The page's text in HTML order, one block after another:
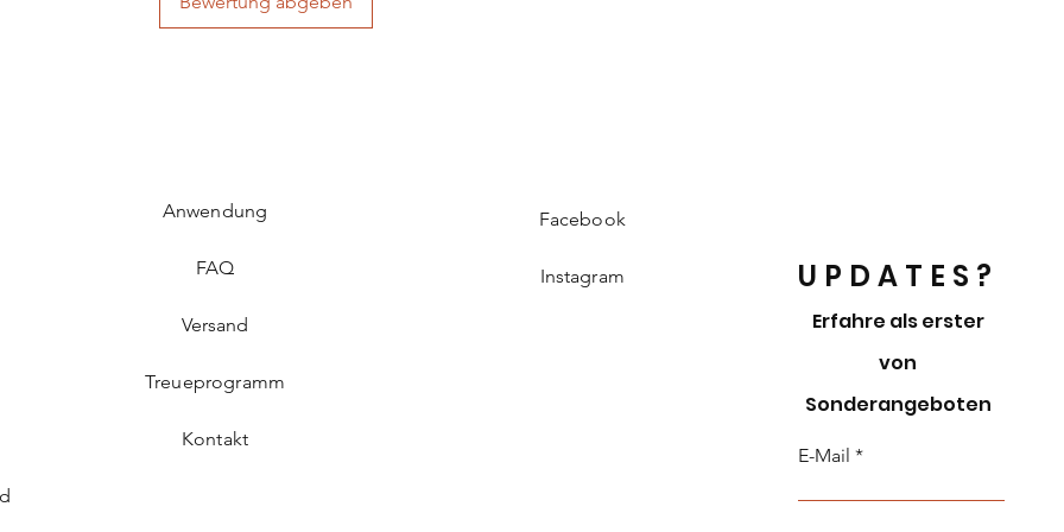
Anwendung
FAQ​
Versand
Treueprogramm
Kontakt
Facebook
Instagram UPDATES?
Erfahre als erster
von
Sonderangeboten
E-Mail